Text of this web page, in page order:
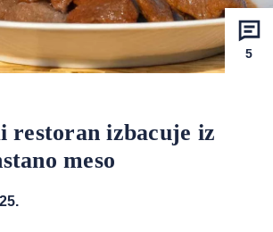
5
restoran izbacuje iz
meso